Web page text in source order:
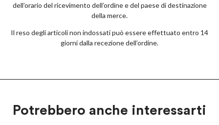
dell’orario del ricevimento dell’ordine e del paese di destinazione
della merce.
Il reso degli articoli non indossati può essere effettuato entro 14
giorni dalla recezione dell’ordine.
Potrebbero anche interessarti